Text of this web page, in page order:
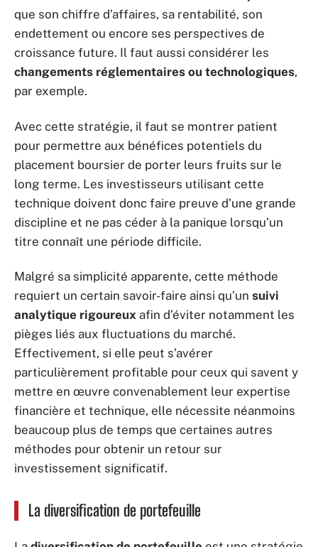
que son chiffre d’affaires, sa rentabilité, son
endettement ou encore ses perspectives de
croissance future. Il faut aussi considérer les
changements réglementaires ou technologiques,
par exemple.
Avec cette stratégie, il faut se montrer patient
pour permettre aux bénéfices potentiels du
placement boursier de porter leurs fruits sur le
long terme. Les investisseurs utilisant cette
technique doivent donc faire preuve d’une grande
discipline et ne pas céder à la panique lorsqu’un
titre connaît une période difficile.
Malgré sa simplicité apparente, cette méthode
requiert un certain savoir-faire ainsi qu’un suivi
analytique rigoureux afin d’éviter notamment les
pièges liés aux fluctuations du marché.
Effectivement, si elle peut s’avérer
particulièrement profitable pour ceux qui savent y
mettre en œuvre convenablement leur expertise
financière et technique, elle nécessite néanmoins
beaucoup plus de temps que certaines autres
méthodes pour obtenir un retour sur
investissement significatif.
La diversification de portefeuille